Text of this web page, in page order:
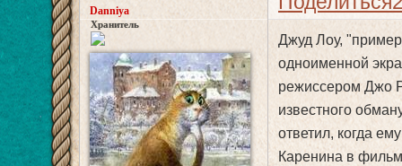
Danniya
Хранитель
Джуд Лоу,
одноименной
режиссером Джо
известного
ответил, когда
Каренина в